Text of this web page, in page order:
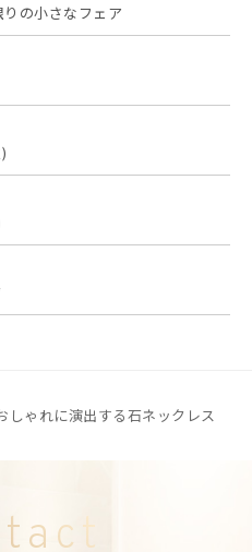
の小さなフェア
しゃれに演出する石ネックレス